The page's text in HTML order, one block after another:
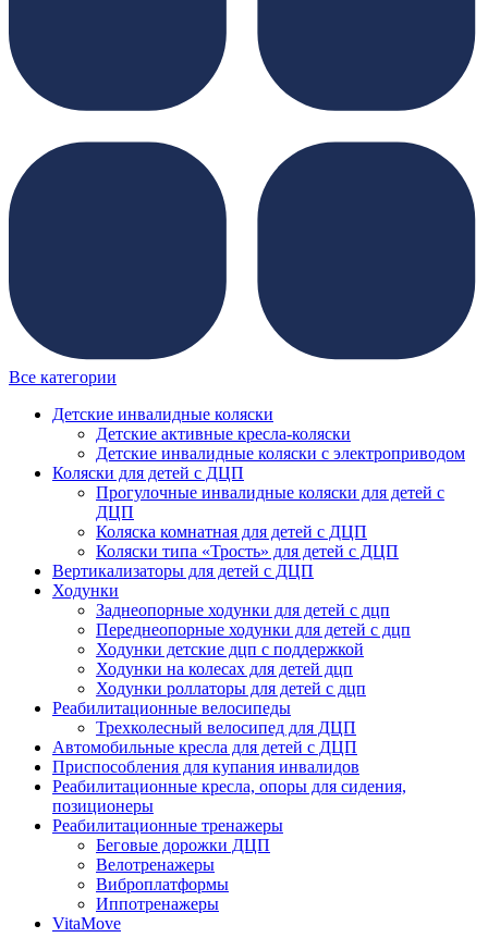
Все категории
Детские инвалидные коляски
Детские активные кресла-коляски
Детские инвалидные коляски с электроприводом
Коляски для детей с ДЦП
Прогулочные инвалидные коляски для детей с
ДЦП
Коляска комнатная для детей с ДЦП
Коляски типа «Трость» для детей с ДЦП
Вертикализаторы для детей с ДЦП
Ходунки
Заднеопорные ходунки для детей с дцп
Переднеопорные ходунки для детей с дцп
Ходунки детские дцп с поддержкой
Ходунки на колесах для детей дцп
Ходунки роллаторы для детей с дцп
Реабилитационные велосипеды
Трехколесный велосипед для ДЦП
Автомобильные кресла для детей с ДЦП
Приспособления для купания инвалидов
Реабилитационные кресла, опоры для сидения,
позиционеры
Реабилитационные тренажеры
Беговые дорожки ДЦП
Велотренажеры
Виброплатформы
Иппотренажеры
VitaMove